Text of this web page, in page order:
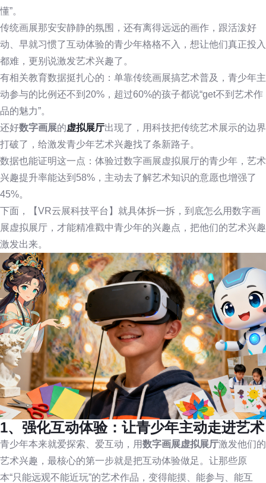
懂”。
传统画展那安安静静的氛围，还有离得远远的画作，跟活泼好
动、早就习惯了互动体验的青少年格格不入，想让他们真正投入
都难，更别说激发艺术兴趣了。
有相关教育数据挺扎心的：单靠传统画展搞艺术普及，青少年主
动参与的比例还不到20%，超过60%的孩子都说“get不到艺术作
品的魅力”。
还好数字画展的虚拟展厅出现了，用科技把传统艺术展示的边界
打破了，给激发青少年艺术兴趣找了条新路子。
数据也能证明这一点：体验过数字画展虚拟展厅的青少年，艺术
兴趣提升率能达到58%，主动去了解艺术知识的意愿也增强了
45%。
下面，【VR云展科技平台】就具体拆一拆，到底怎么用数字画
展虚拟展厅，才能精准戳中青少年的兴趣点，把他们的艺术兴趣
激发出来。
1、强化互动体验：让青少年主动走进艺术
青少年本来就爱探索、爱互动，用数字画展虚拟展厅激发他们的
艺术兴趣，最核心的第一步就是把互动体验做足。让那些原
本“只能远观不能近玩”的艺术作品，变得能摸、能参与、能互